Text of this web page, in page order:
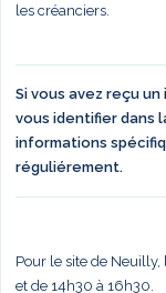
les créanciers.
Si vous avez reçu
vous identifier dans
informations
réguliérement.
Pour le site de
et de 14h30 à 16h30.